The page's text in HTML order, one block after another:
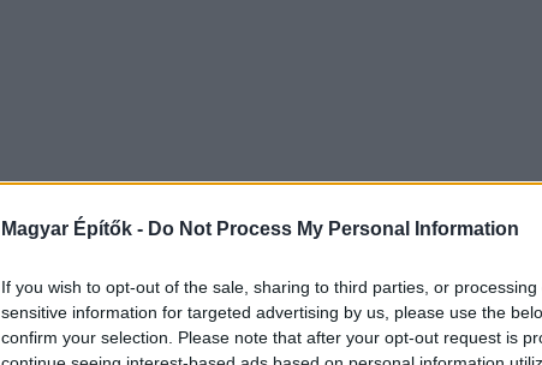
Magyar Építők - Do Not Process My Personal Information
If you wish to opt-out of the sale, sharing to third parties, or
sensitive information for targeted advertising by us, please use the
confirm your selection. Please note that after your opt-out request is